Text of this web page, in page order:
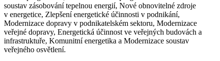
soustav zásobování tepelnou energií, Nové obnovitelné zdroje
v energetice, Zlepšení energetické účinnosti v podnikání,
Modernizace dopravy v podnikatelském sektoru, Modernizace
veřejné dopravy, Energetická účinnost ve veřejných budovách a
infrastruktuře, Komunitní energetika a Modernizace soustav
veřejného osvětlení.